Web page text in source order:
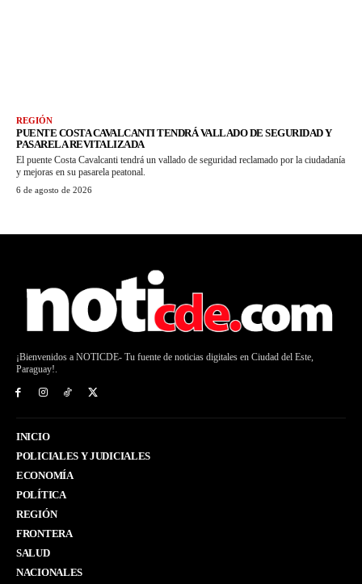
REGIÓN
PUENTE COSTA CAVALCANTI TENDRÁ VALLADO DE SEGURIDAD Y
PASARELA REVITALIZADA
El puente Costa Cavalcanti tendrá un vallado de seguridad reclamado por la ciudadanía
y mejoras en su pasarela peatonal.
6 de agosto de 2026
¡Bienvenidos a NOTICDE- Tu fuente de noticias digitales en Ciudad del Este,
Paraguay!.
INICIO
POLICIALES Y JUDICIALES
ECONOMÍA
POLÍTICA
REGIÓN
FRONTERA
SALUD
NACIONALES